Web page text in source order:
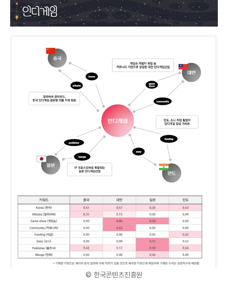
© 한국콘텐츠진흥원